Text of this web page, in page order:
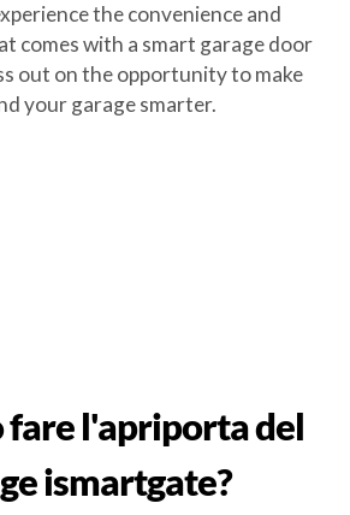
the convenience and
comes with a smart garage door
out on the opportunity to make
your garage smarter.
fare l'apriporta del
ismartgate?